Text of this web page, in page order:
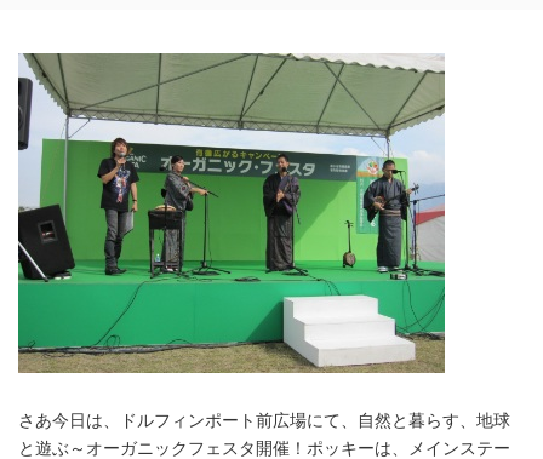
さあ今日は、ドルフィンポート前広場にて、自然と暮らす、地球
と遊ぶ～オーガニックフェスタ開催！ポッキーは、メインステー